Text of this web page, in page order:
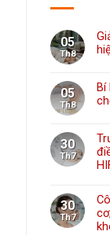
05
Th8
05
Th8
Bí
30
Th7
30
Th7